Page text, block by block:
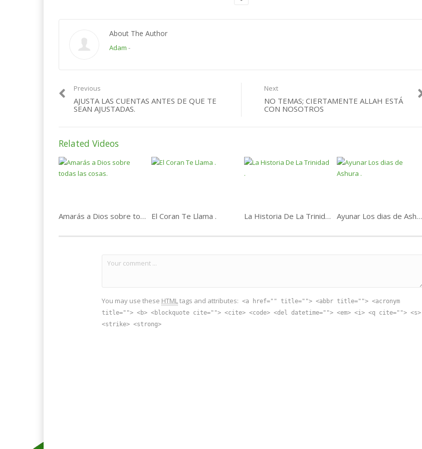
About The Author
Adam -
Previous
AJUSTA LAS CUENTAS ANTES DE QUE TE
SEAN AJUSTADAS.
Next
NO TEMAS; CIERTAMENTE ALLAH ESTÁ
CON NOSOTROS
Related Videos
Amarás a Dios sobre todas las cosas. El Coran Te Llama . La Historia De La Trinidad . Ayunar Los dias de Ashura .
You may use these HTMLtags and attributes: <a href="" title=""> <abbr title=""> <acronym
title=""> <b> <blockquote cite=""> <cite> <code> <del datetime=""> <em> <i> <q cite=""> <s>
<strike> <strong>